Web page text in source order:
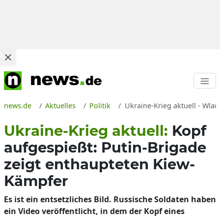
news.de Aktuelles Politik Ukraine-Krieg aktuell -
Ukraine-Krieg aktuell: Kopf
aufgespießt: Putin-Brigade
zeigt enthaupteten Kiew-
Kämpfer
Es ist ein entsetzliches Bild. Russische Soldaten haben
ein Video veröffentlicht, in dem der Kopf eines